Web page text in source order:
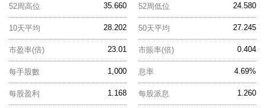
35.660
52周高位 24.580
52周低位
28.202
10天平均 27.245
50天平均
23.01
市盈率(倍) 0.404
市賬率(倍)
1,000
每手股數 4.69%
息率
1.168
每股盈利 1.260
每股派息